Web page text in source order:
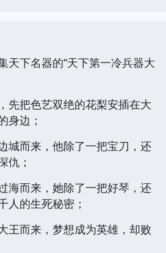
天下名器的“天下第一冷兵器大
先把色艺双绝的花梨安插在大
身边；
城而来，他除了一把宝刀，还
仇；
海而来，她除了一把好琴，还
人的生死秘密；
王而来，梦想成为英雄，却败